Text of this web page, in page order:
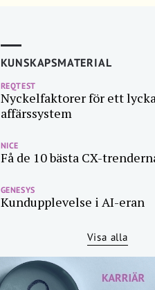
KUNSKAPSMATERIAL
REQTEST
Nyckelfaktorer för ett
affärssystem
NICE
Få de 10 bästa CX-
GENESYS
Kundupplevelse i AI-eran
Visa alla